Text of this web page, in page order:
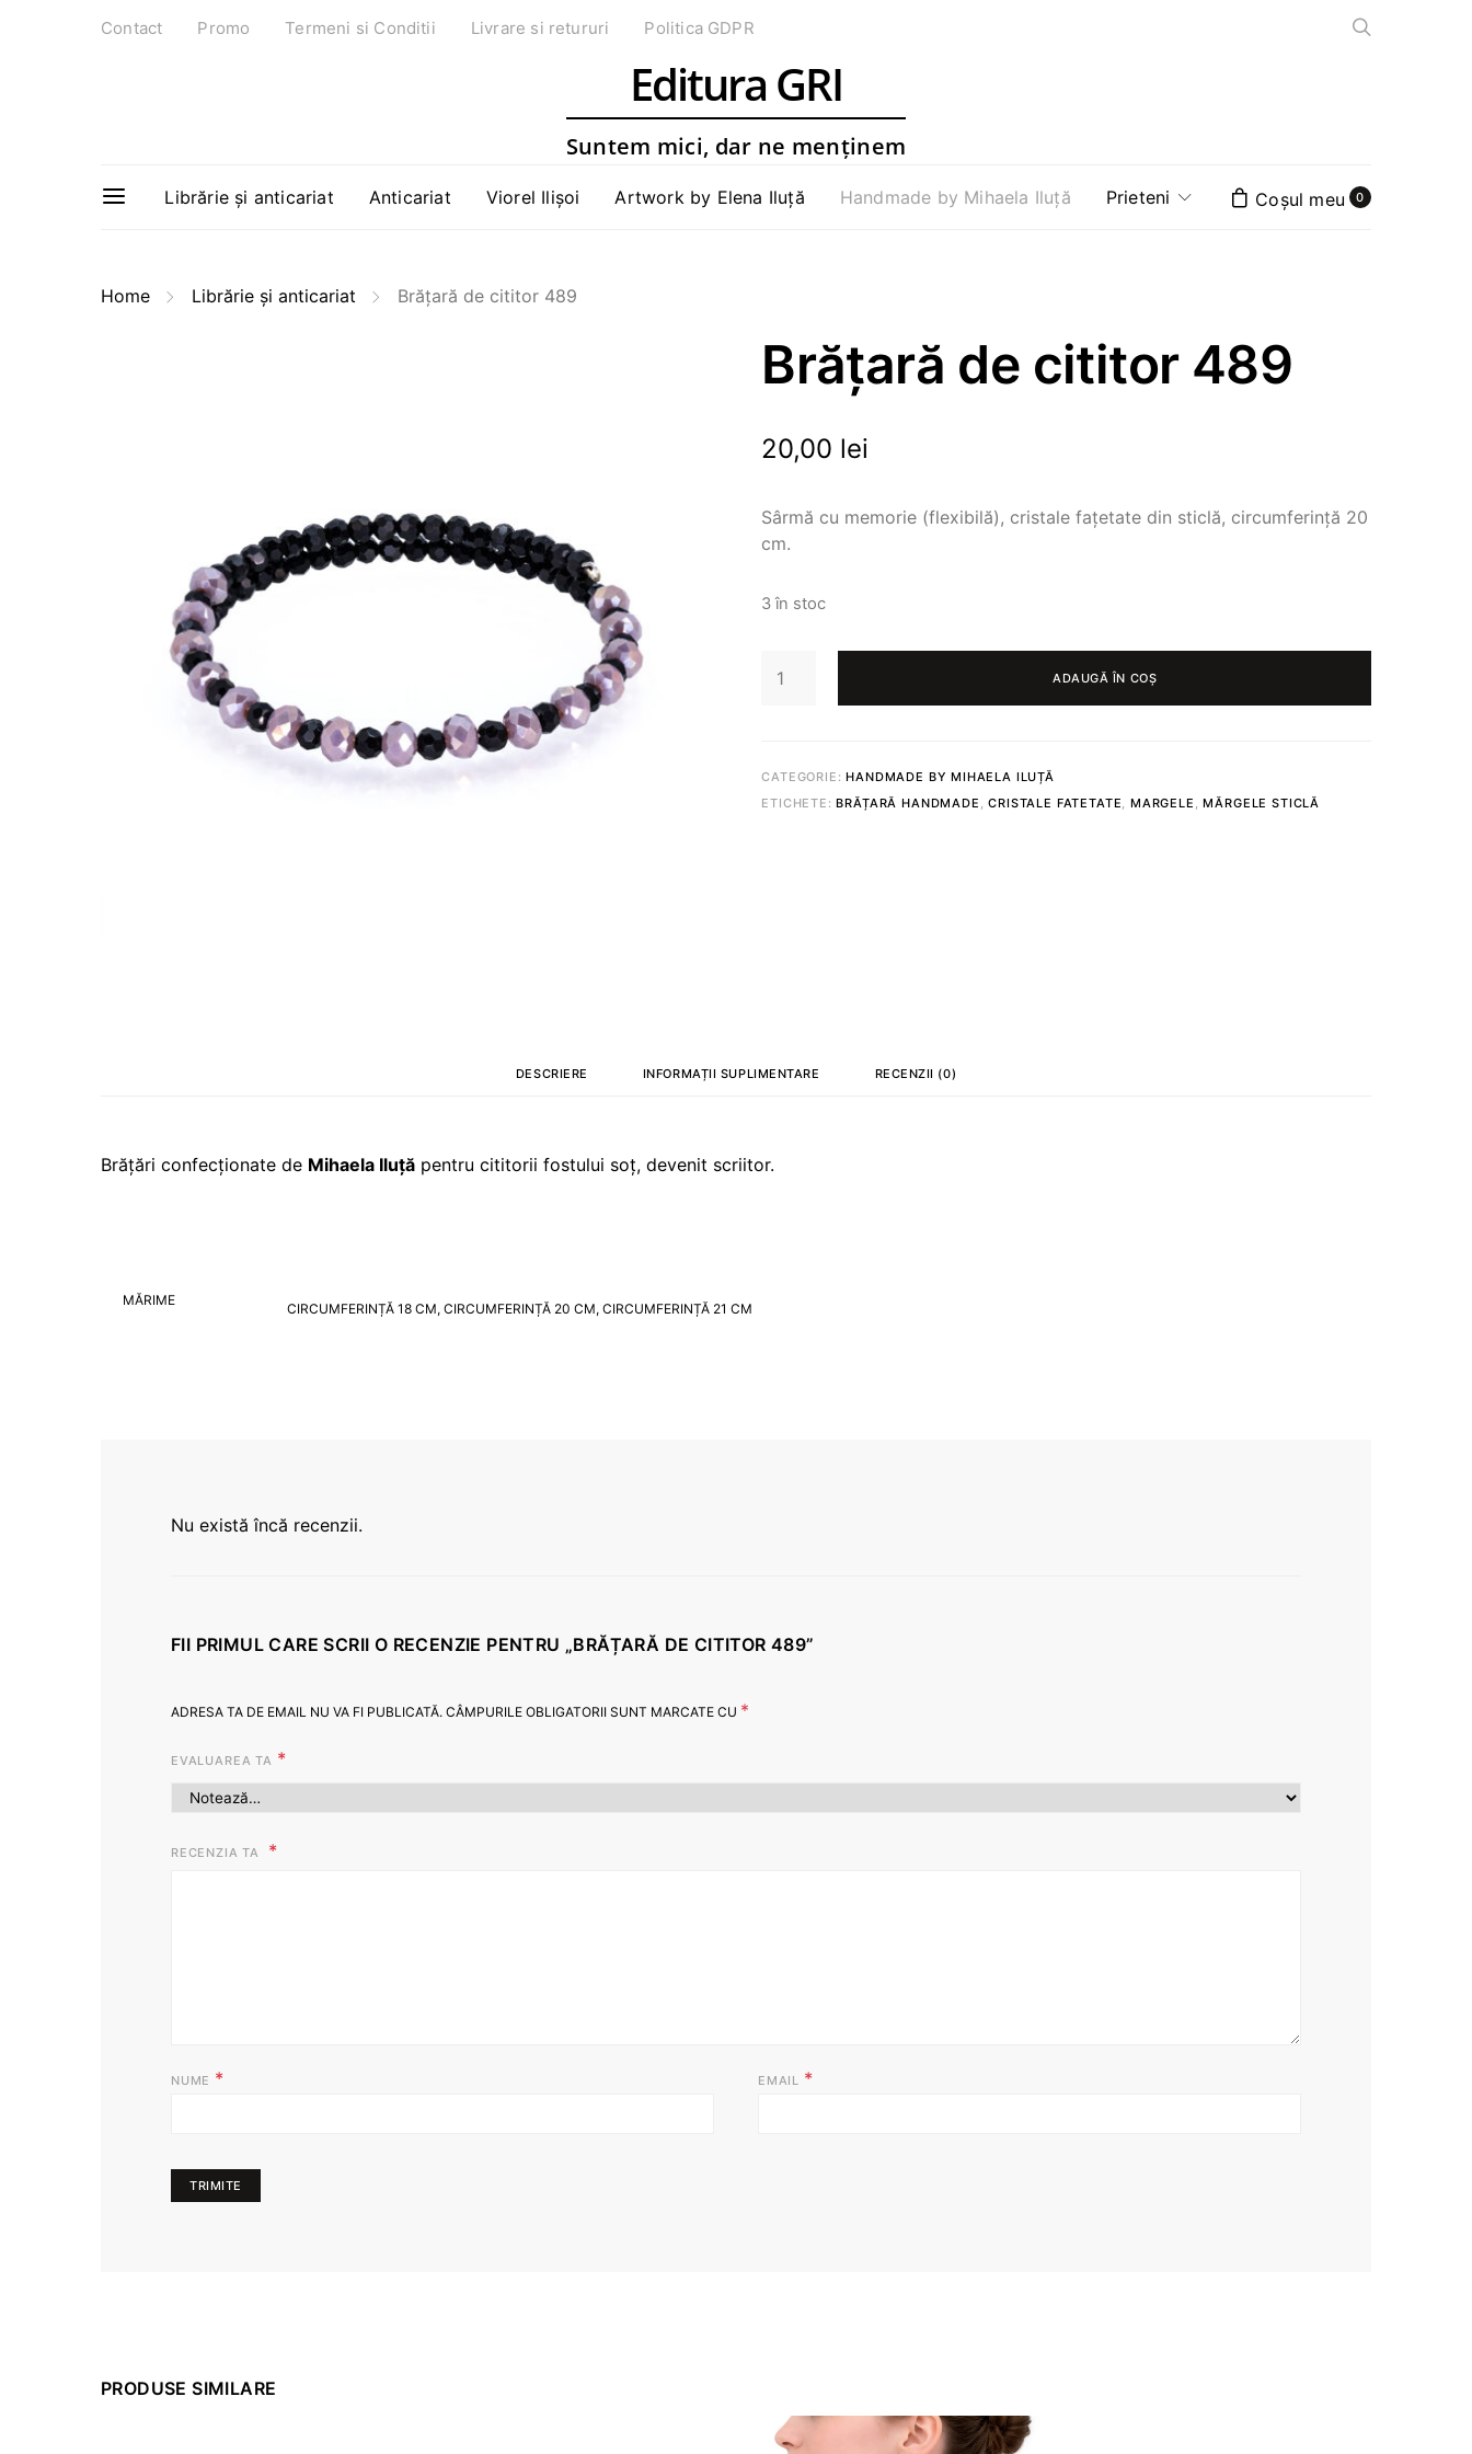
Contact Promo Termeni si Conditii Livrare si retururi Politica GDPR
Editura GRI
Suntem mici, dar ne menținem
Librărie și anticariat Anticariat Viorel Ilișoi Artwork by Elena Iluță Handmade by Mihaela Iluță Prieteni 0
Home Librărie și anticariat Brățară de cititor 489
Brățară de cititor 489
20,00 lei
Sârmă cu memorie (flexibilă), cristale fațetate din sticlă, circumferință 20
cm.
3 în stoc
BRĂȚARĂ
ADAUGĂ ÎN COȘ
CATEGORIE:HANDMADE BY MIHAELA ILUȚĂ
ETICHETE:BRĂȚARĂ HANDMADE ,CRISTALE FATETATE, MARGELE ,MĂRGELE STICLĂ
DESCRIERE INFORMAȚII SUPLIMENTARE RECENZII (0)
Brățări confecționate de Mihaela Iluță pentru cititorii fostului soț, devenit scriitor.
MĂRIME
CIRCUMFERINȚĂ 18 CM, CIRCUMFERINȚĂ 20 CM, CIRCUMFERINȚĂ 21 CM
Nu există încă recenzii.
FII PRIMUL CARE SCRII O RECENZIE PENTRU „BRĂȚARĂ DE CITITOR 489”
ADRESA TA DE EMAIL NU VA FI PUBLICATĂ. CÂMPURILE OBLIGATORII SUNT MARCATE CU *
EVALUAREA TA *
RECENZIA TA
NUME * EMAIL *
PRODUSE SIMILARE